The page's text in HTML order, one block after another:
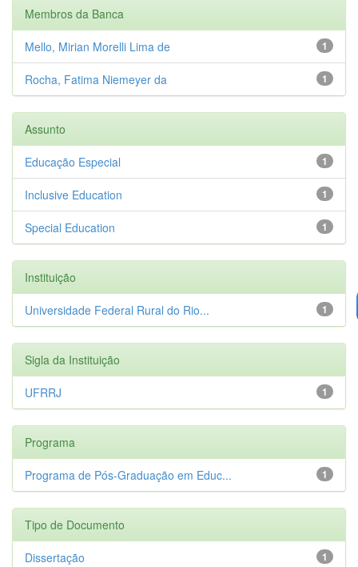
Membros da Banca
1
Mello, Mirian Morelli Lima de
1
Rocha, Fatima Niemeyer da
Assunto
1
Educação Especial
1
Inclusive Education
1
Special Education
Instituição
1
Universidade Federal Rural do Rio...
Sigla da Instituição
1
UFRRJ
Programa
1
Programa de Pós-Graduação em Educ...
Tipo de Documento
1
Dissertação